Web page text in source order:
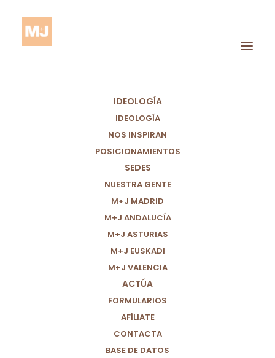
IDEOLOGÍA
IDEOLOGÍA
NOS INSPIRAN
POSICIONAMIENTOS
SEDES
NUESTRA GENTE
M+J MADRID
M+J ANDALUCÍA
M+J ASTURIAS
M+J EUSKADI
M+J VALENCIA
ACTÚA
FORMULARIOS
AFÍLIATE
CONTACTA
BASE DE DATOS
Trabajo Forzado